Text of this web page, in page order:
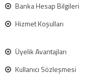
Banka Hesap Bilgileri
Hizmet Koşulları
Üyelik Avantajları
Kullanıcı Sözleşmesi